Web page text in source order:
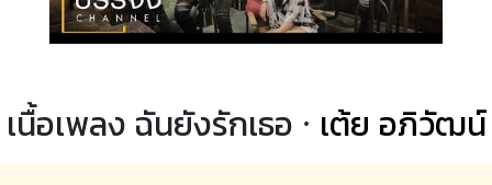
เนื้อเพลง ฉันยังรักเธอ · เต้ย อภิวัฒน์